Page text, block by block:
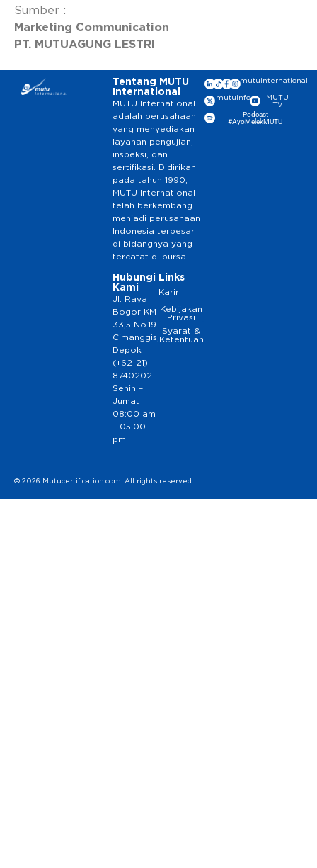
Sumber :
Marketing Communication
PT. MUTUAGUNG LESTRI
Tentang MUTU
International
MUTU International
adalah perusahaan
yang menyediakan
layanan pengujian,
inspeksi, dan
sertifikasi. Didirikan
pada tahun 1990,
MUTU International
telah berkembang
menjadi perusahaan
Indonesia terbesar
di bidangnya yang
tercatat di bursa.
Hubungi
Kami
Jl. Raya
Bogor KM
33,5 No.19
Cimanggis,
Depok
(+62-21)
8740202
Senin –
Jumat
08:00 am
– 05:00
pm
Links
Karir
Kebijakan
Privasi
Syarat &
Ketentuan
mutuinternational
mutuinfo
MUTU
TV
Podcast
#AyoMelekMUTU
© 2026 Mutucertification.com. All rights reserved